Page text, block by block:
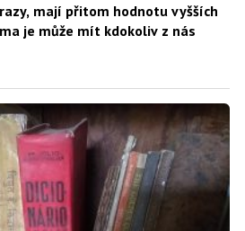
mají přitom hodnotu vyšších
je může mít kdokoliv z nás